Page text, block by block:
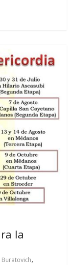
la
Buratovich,